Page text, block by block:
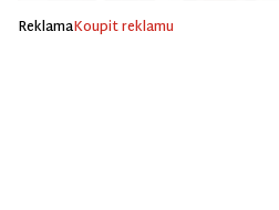
ReklamaKoupit reklamu